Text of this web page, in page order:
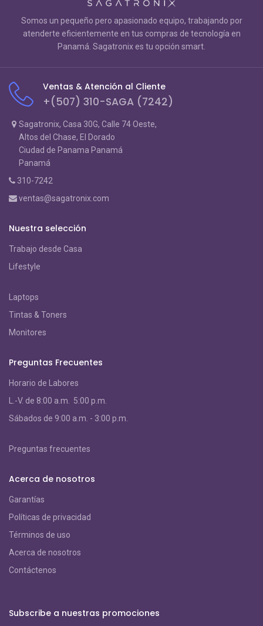
Somos un pequeño pero apasionado equipo, trabajando por
atenderte eficientemente en tus compras de tecnología en
Panamá. Sagatronix es tu opción smart.
Ventas & Atención al Cliente
+(507) 310-SAGA (7242)
Sagatronix, Casa 30G, Calle 74 Oeste,
Altos del Chase, El Dorado
Ciudad de Panama Panamá
Panamá
310-7242
ventas@sagatronix.com
Nuestra selección
Trabajo desde Casa
Lifestyle
Laptops
Tintas & Toners
Monitores
Preguntas Frecuentes
Horario de Labores
L.-V. de 8:00 a.m. 5:00 p.m.
Sábados de 9:00 a.m. - 3:00 p.m.
Preguntas frecuentes
Acerca de nosotros
Garantías
Políticas de privacidad
Términos de uso
Acerca de nosotros
Contáctenos
Subscribe a nuestras promociones